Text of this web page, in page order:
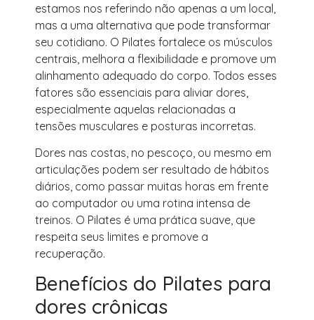
estamos nos referindo não apenas a um local,
mas a uma alternativa que pode transformar
seu cotidiano. O Pilates fortalece os músculos
centrais, melhora a flexibilidade e promove um
alinhamento adequado do corpo. Todos esses
fatores são essenciais para aliviar dores,
especialmente aquelas relacionadas a
tensões musculares e posturas incorretas.
Dores nas costas, no pescoço, ou mesmo em
articulações podem ser resultado de hábitos
diários, como passar muitas horas em frente
ao computador ou uma rotina intensa de
treinos. O Pilates é uma prática suave, que
respeita seus limites e promove a
recuperação.
Benefícios do Pilates para
dores crônicas